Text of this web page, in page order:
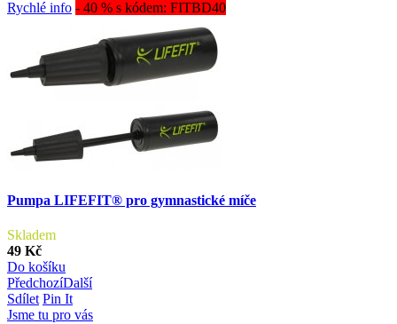
Rychlé info - 40 % s kódem: FITBD40
Pumpa LIFEFIT® pro gymnastické míče
Skladem
49 Kč
Do košíku
PředchozíDalší
Sdílet Pin It
Jsme tu pro vás